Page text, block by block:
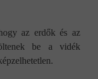
az erdők és az
be a vidék